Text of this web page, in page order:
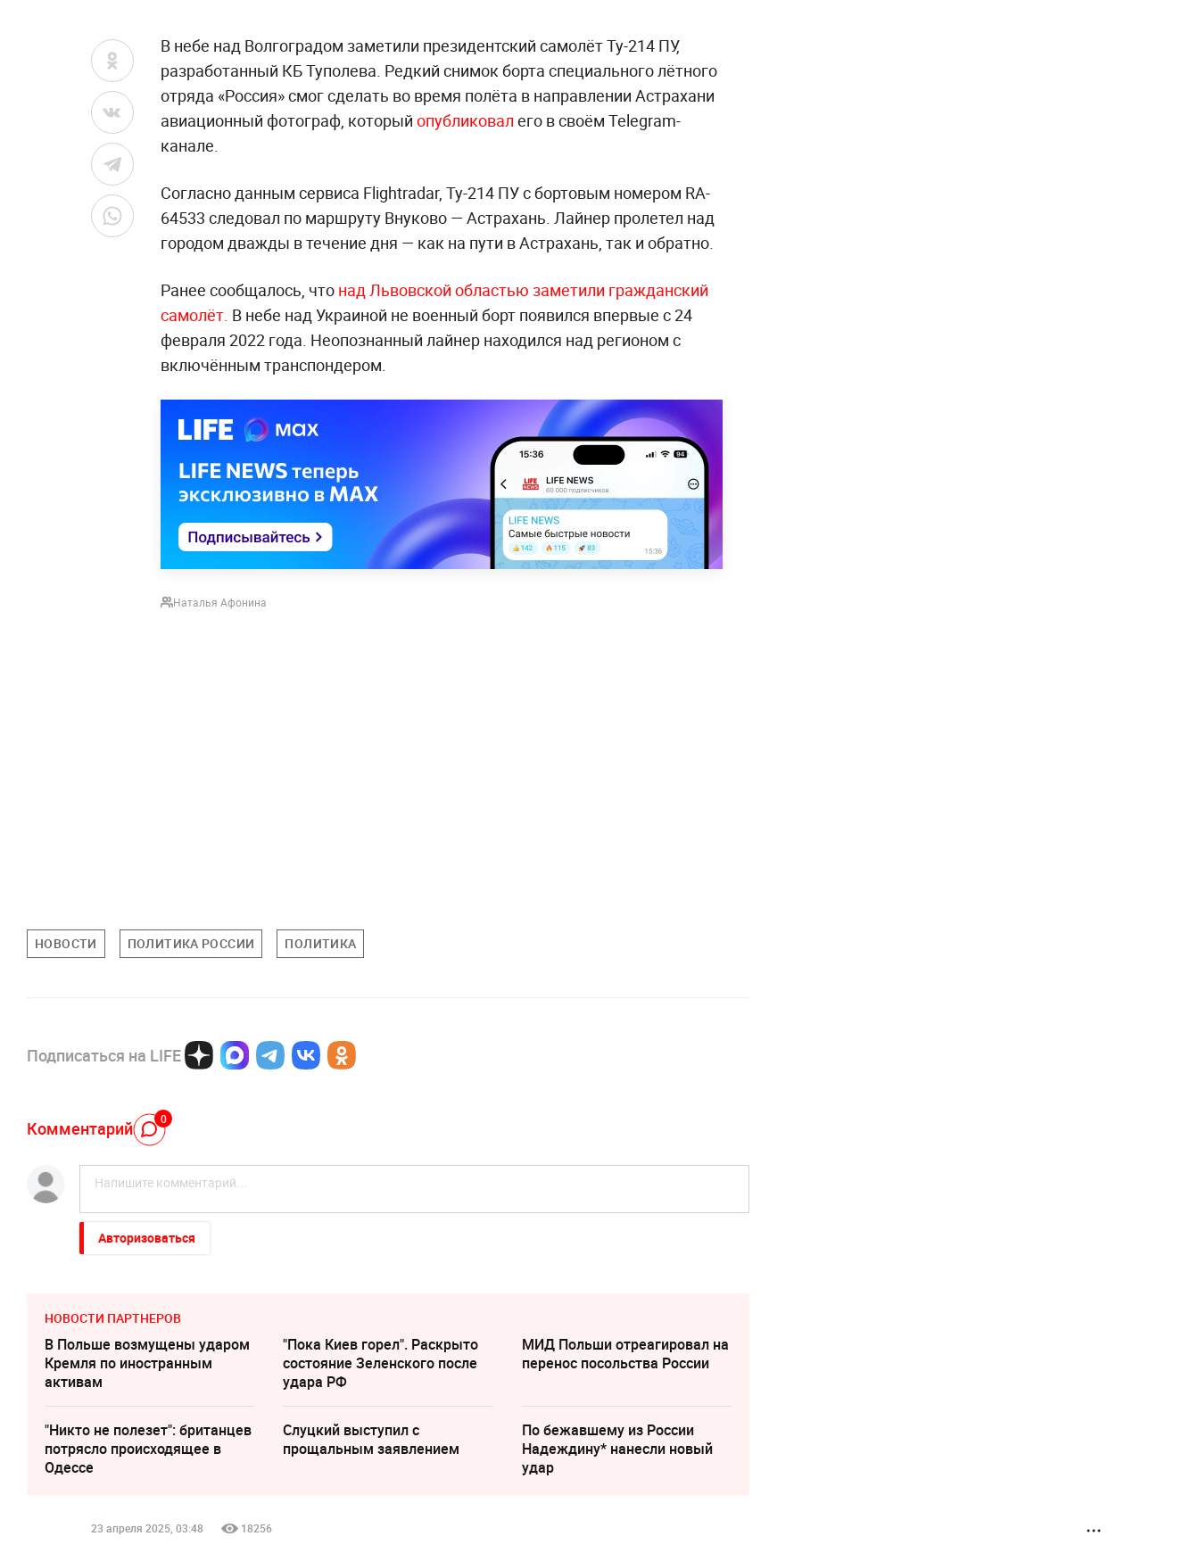
В небе над Волгоградом заметили президентский самолёт Ту-214 ПУ,
разработанный КБ Туполева. Редкий снимок борта специального лётного
отряда «Россия» смог сделать во время полёта в направлении Астрахани
авиационный фотограф, который опубликовал его в своём Telegram-
канале.
Согласно данным сервиса Flightradar, Ту-214 ПУ с бортовым номером RA-
64533 следовал по маршруту Внуково — Астрахань. Лайнер пролетел над
городом дважды в течение дня — как на пути в Астрахань, так и обратно.
Ранее сообщалось, что над Львовской областью заметили гражданский
самолёт. В небе над Украиной не военный борт появился впервые с 24
февраля 2022 года. Неопознанный лайнер находился над регионом с
включённым транспондером.
Наталья Афонина
НОВОСТИ ПОЛИТИКА РОССИИ ПОЛИТИКА
Подписаться на LIFE
Комментарий 0
Авторизоваться
НОВОСТИ ПАРТНЕРОВ
В Польше возмущены ударом
Кремля по иностранным
активам
"Пока Киев горел". Раскрыто
состояние Зеленского после
удара РФ
МИД Польши отреагировал на
перенос посольства России
"Никто не полезет": британцев
потрясло происходящее в
Одессе
Слуцкий выступил с
прощальным заявлением
По бежавшему из России
Надеждину* нанесли новый
удар
23 апреля 2025, 03:48 18256